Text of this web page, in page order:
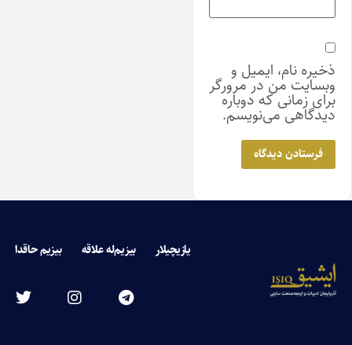
ذخیره نام، ایمیل و
وبسایت من در مرورگر
برای زمانی که دوباره
دیدگاهی می‌نویسم.
یازیچیلار بیزیم‌له علاقه بیزیم حاقدا